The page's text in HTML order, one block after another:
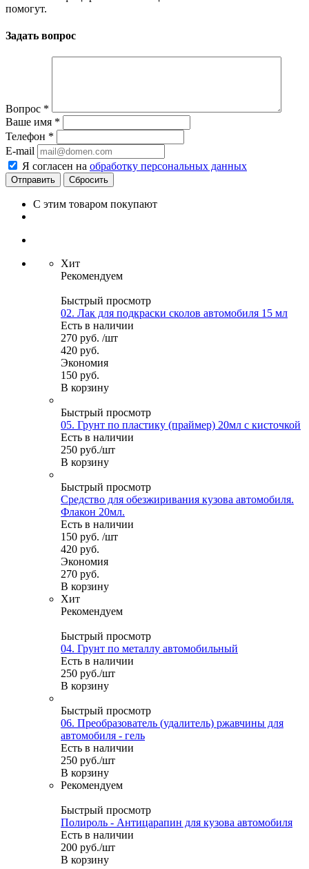
помогут.
Задать вопрос
Вопрос *
Ваше имя *
Телефон *
E-mail
Я согласен на обработку персональных данных
Сбросить
С этим товаром покупают
Хит
Рекомендуем
Быстрый просмотр
02. Лак для подкраски сколов автомобиля 15 мл
Есть в наличии
270 руб. /шт
420 руб.
Экономия
150 руб.
В корзину
Быстрый просмотр
05. Грунт по пластику (праймер) 20мл с кисточкой
Есть в наличии
250 руб./шт
В корзину
Быстрый просмотр
Средство для обезжиривания кузова автомобиля.
Флакон 20мл.
Есть в наличии
150 руб. /шт
420 руб.
Экономия
270 руб.
В корзину
Хит
Рекомендуем
Быстрый просмотр
04. Грунт по металлу автомобильный
Есть в наличии
250 руб./шт
В корзину
Быстрый просмотр
06. Преобразователь (удалитель) ржавчины для
автомобиля - гель
Есть в наличии
250 руб./шт
В корзину
Рекомендуем
Быстрый просмотр
Полироль - Антицарапин для кузова автомобиля
Есть в наличии
200 руб./шт
В корзину